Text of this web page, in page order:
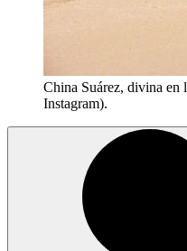
China Suárez, divina en
Instagram).